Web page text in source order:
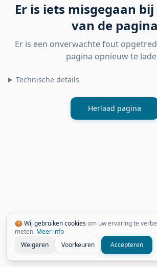
🍪 Wij gebruiken cookiesom uw ervaring te
meten. Meer info
Weigeren
Voorkeuren Accepteren
Er is iets misgegaan
van de pagina
Er is een onverwachte fout
pagina opnieuw te
Technische details
Herlaad pagina